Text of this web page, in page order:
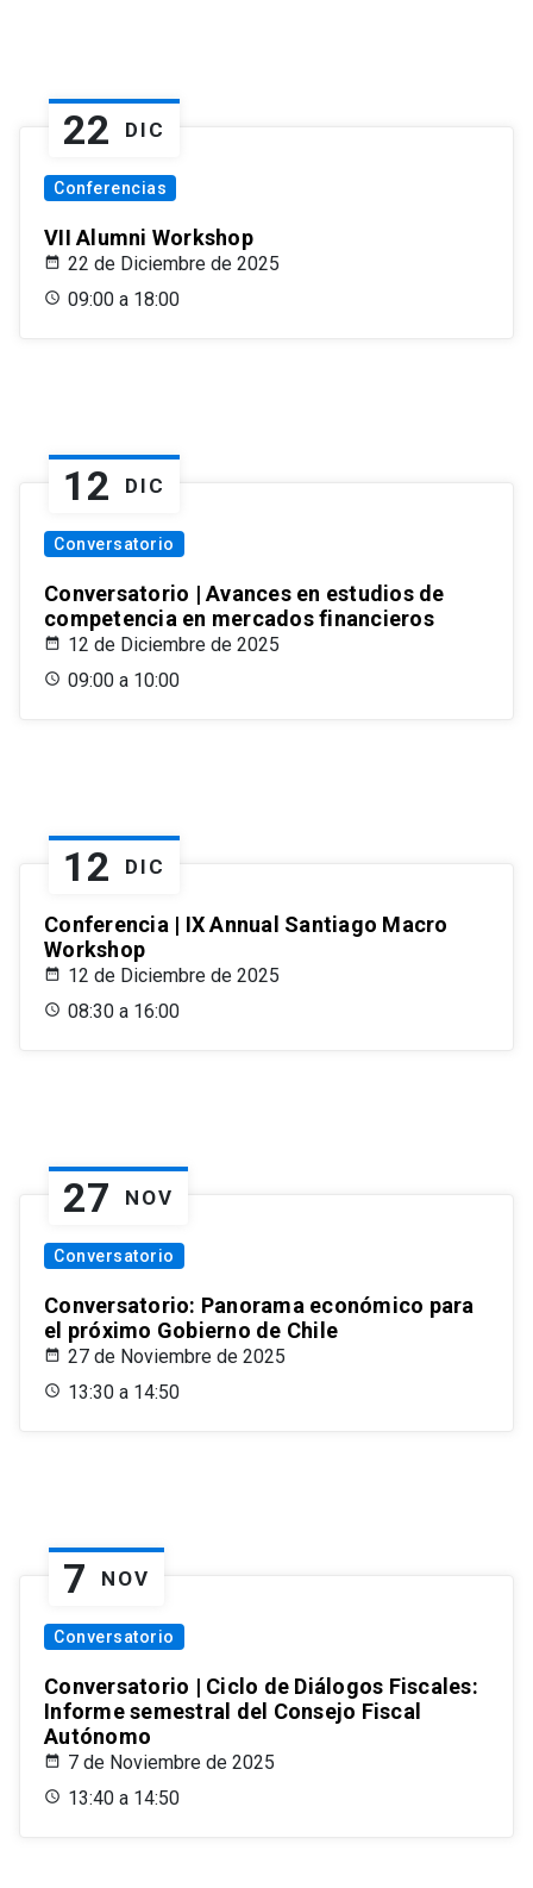
22 DIC
Conferencias
VII Alumni Workshop
22 de Diciembre de 2025
09:00 a 18:00
12 DIC
Conversatorio
Conversatorio | Avances en estudios de
competencia en mercados financieros
12 de Diciembre de 2025
09:00 a 10:00
12 DIC
Conferencia | IX Annual Santiago Macro
Workshop
12 de Diciembre de 2025
08:30 a 16:00
27 NOV
Conversatorio
Conversatorio: Panorama económico para
el próximo Gobierno de Chile
27 de Noviembre de 2025
13:30 a 14:50
7 NOV
Conversatorio
Conversatorio | Ciclo de Diálogos Fiscales:
Informe semestral del Consejo Fiscal
Autónomo
7 de Noviembre de 2025
13:40 a 14:50